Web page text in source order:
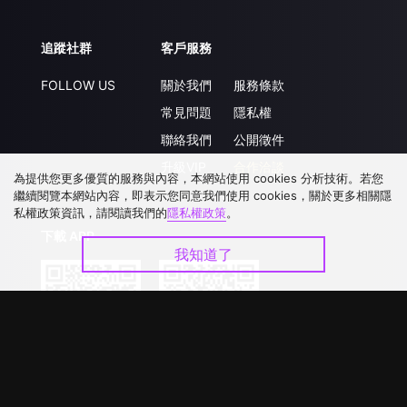
追蹤社群
FOLLOW US
客戶服務
關於我們
常見問題
聯絡我們
服務條款
隱私權
公開徵件
下載 APP
為提供您更多優質的服務與內容，本網站使用 cookies 分析技術。若您
繼續閱覽本網站內容，即表示您同意我們使用 cookies，關於更多相關隱
私權政策資訊，請閱讀我們的隱私權政策。
我知道了